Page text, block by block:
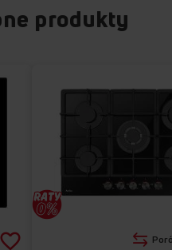
produkty
Dodaj